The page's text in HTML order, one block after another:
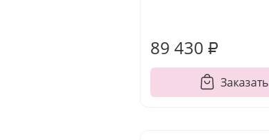
89 430 ₽
Заказать